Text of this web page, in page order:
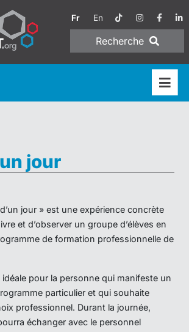
Fr En
Recherche
jour
d’un jour » est une expérience concrète
et d’observer un groupe d’élèves en
de formation professionnelle de
pour la personne qui manifeste un
particulier et qui souhaite
professionnel. Durant la journée,
échanger avec le personnel